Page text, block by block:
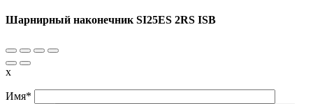
Шарнирный наконечник SI25ES 2RS ISB
x
Имя*